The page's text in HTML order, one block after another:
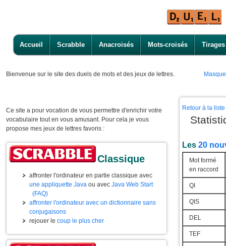
Accueil Scrabble Anacroisés Mots-croisés Tirages
Bienvenue sur le site des duels de mots et des jeux de lettres.
Ce site a pour vocation de vous permettre d'enrichir votre
vocabulaire tout en vous amusant. Pour cela je vous
propose mes jeux de lettres favoris :
Classique
affronter l'ordinateur en partie classique avec
une appliquette Java ou avec Java Web Start
(FAQ)
affronter l'ordinateur avec un dictionnaire sans
conjugaisons
rejouer le coup le plus cher
Retour à la
Les 20
Mot formé
en raccord
QI
QIS
DEL
TEF